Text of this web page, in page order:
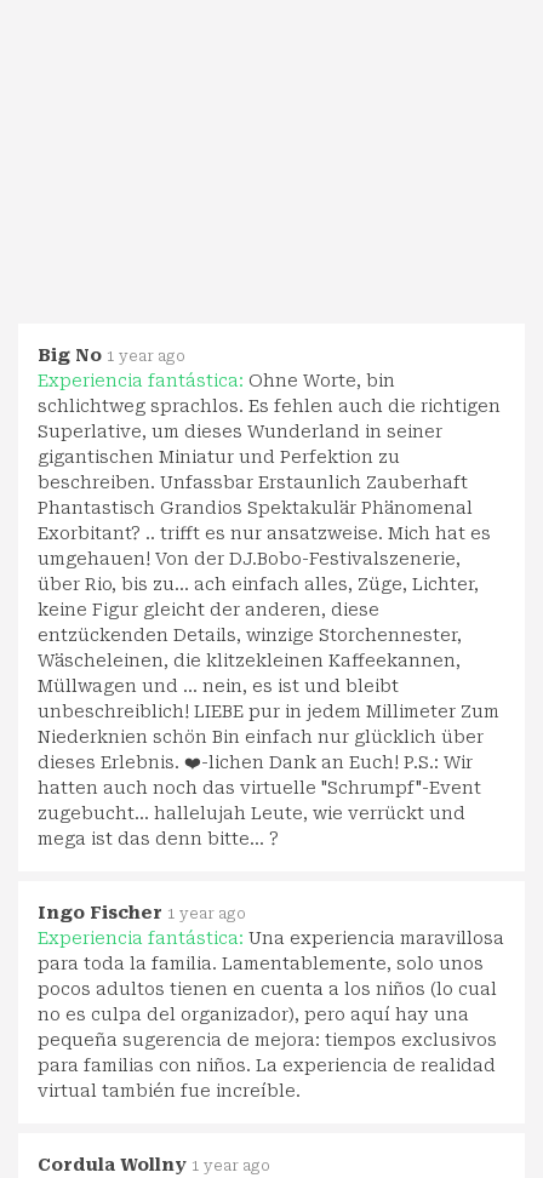
Big No 1 year ago
Experiencia fantástica: Ohne Worte, bin
schlichtweg sprachlos. Es fehlen auch die richtigen
Superlative, um dieses Wunderland in seiner
gigantischen Miniatur und Perfektion zu
beschreiben. Unfassbar Erstaunlich Zauberhaft
Phantastisch Grandios Spektakulär Phänomenal
Exorbitant? .. trifft es nur ansatzweise. Mich hat es
umgehauen! Von der DJ.Bobo-Festivalszenerie,
über Rio, bis zu... ach einfach alles, Züge, Lichter,
keine Figur gleicht der anderen, diese
entzückenden Details, winzige Storchennester,
Wäscheleinen, die klitzekleinen Kaffeekannen,
Müllwagen und ... nein, es ist und bleibt
unbeschreiblich! LIEBE pur in jedem Millimeter Zum
Niederknien schön Bin einfach nur glücklich über
dieses Erlebnis. ❤️-lichen Dank an Euch! P.S.: Wir
hatten auch noch das virtuelle "Schrumpf"-Event
zugebucht... hallelujah Leute, wie verrückt und
mega ist das denn bitte... ?
Ingo Fischer 1 year ago
Experiencia fantástica: Una experiencia maravillosa
para toda la familia. Lamentablemente, solo unos
pocos adultos tienen en cuenta a los niños (lo cual
no es culpa del organizador), pero aquí hay una
pequeña sugerencia de mejora: tiempos exclusivos
para familias con niños. La experiencia de realidad
virtual también fue increíble.
Cordula Wollny 1 year ago